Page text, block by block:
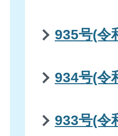
935号(令
934号(令
933号(令